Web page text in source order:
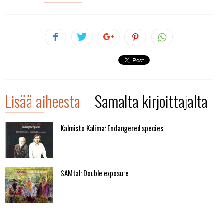
Lisää aiheesta Samalta kirjoittajalta
Kalmisto Kalima: Endangered species
SAMtal: Double exposure